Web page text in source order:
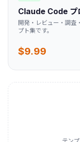
Claude Code プ
開発・レビュー・調査
プト集です。
$9.99